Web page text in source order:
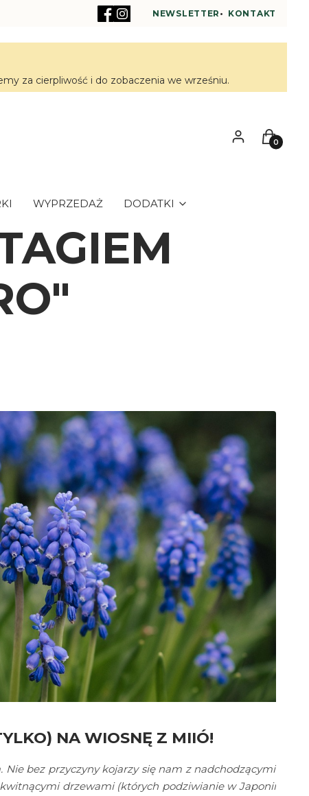
NEWSLETTER • KONTAKT
za cierpliwość i do zobaczenia we wrześniu.
Zaloguj sięKoszyk
WYPRZEDAŻ DODATKI
NA WIOSNĘ Z MIIÓ!
Nie bez przyczyny kojarzy się nam z nadchodzącymi
drzewami (których podziwianie w Japonii